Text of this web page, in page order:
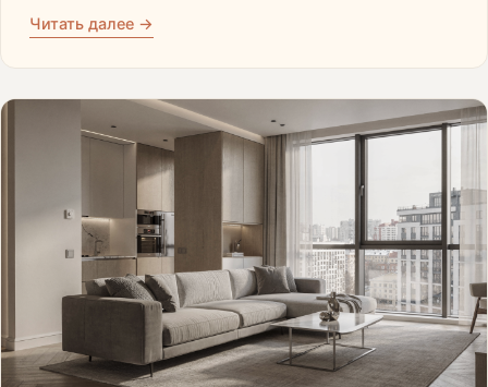
Читать далее →